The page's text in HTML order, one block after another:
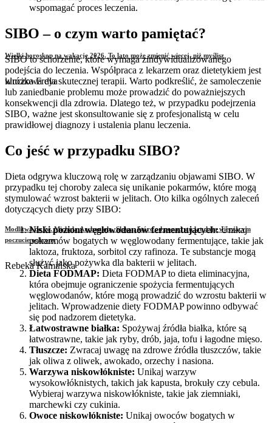
Wielki horoskop na wakacje 2026. To lato może zmienić więcej, niż myślisz
wróżka Freya
Modlitwa do św. Michała Archanioła. Słowa, które od ponad stu lat dają wierzącym
poczucie ochrony
Rebeka Kamińska
wspomagać proces leczenia.
SIBO – o czym warto pamiętać?
SIBO to schorzenie, które wymaga zindywidualizowanego
podejścia do leczenia. Współpraca z lekarzem oraz dietetykiem jest
kluczowa dla skutecznej terapii. Warto podkreślić, że samoleczenie
lub zaniedbanie problemu może prowadzić do poważniejszych
konsekwencji dla zdrowia. Dlatego też, w przypadku podejrzenia
SIBO, ważne jest skonsultowanie się z profesjonalistą w celu
prawidłowej diagnozy i ustalenia planu leczenia.
Co jeść w przypadku SIBO?
Dieta odgrywa kluczową rolę w zarządzaniu objawami SIBO. W
przypadku tej choroby zaleca się unikanie pokarmów, które mogą
stymulować wzrost bakterii w jelitach. Oto kilka ogólnych zaleceń
dotyczących diety przy SIBO:
Niski poziom węglowodanów fermentujących:Unikaj
pokarmów bogatych w węglowodany fermentujące, takie jak
laktoza, fruktoza, sorbitol czy rafinoza. Te substancje mogą
służyć jako pożywka dla bakterii w jelitach.
Dieta FODMAP: Dieta FODMAP to dieta eliminacyjna,
która obejmuje ograniczenie spożycia fermentujących
węglowodanów, które mogą prowadzić do wzrostu bakterii w
jelitach. Wprowadzenie diety FODMAP powinno odbywać
się pod nadzorem dietetyka.
Łatwostrawne białka: Spożywaj źródła białka, które są
łatwostrawne, takie jak ryby, drób, jaja, tofu i łagodne mięso.
Tłuszcze: Zwracaj uwagę na zdrowe źródła tłuszczów, takie
jak oliwa z oliwek, awokado, orzechy i nasiona.
Warzywa niskowłókniste: Unikaj warzyw
wysokowłóknistych, takich jak kapusta, brokuły czy cebula.
Wybieraj warzywa niskowłókniste, takie jak ziemniaki,
marchewki czy cukinia.
Owoce niskowłókniste: Unikaj owoców bogatych w